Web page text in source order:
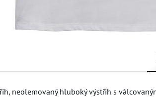
neolemovaný hluboký výstřih s